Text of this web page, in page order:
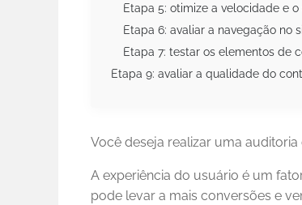
Etapa 5: otimize a velocidade e
Etapa 6: avaliar a navegação no
Etapa 7: testar os elementos de
Etapa 9: avaliar a qualidade do
Você deseja realizar uma
A experiência do usuário é um
pode levar a mais conversões e